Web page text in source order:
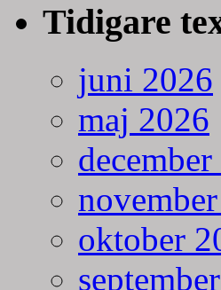
Tidigare
juni 2026
maj 2026
oktober